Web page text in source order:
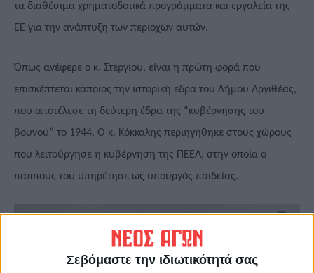
Σεβόμαστε την ιδιωτικότητά σας
τα διαθέσιμα χρηματοδοτικά προγράμματα και εργαλεία της
ΕΕ για την ανάπτυξη των περιοχών αυτών.
Όπως ανέφερε ο κ. Στεργίου, είναι η πρώτη φορά που
επισκέπτεται κάποιος την ιστορική έδρα του Δήμου Αργιθέας,
που αποτέλεσε τη δεύτερη έδρα της “κυβέρνησης του
βουνού” το 1944. Ο κ. Κόκκαλης περιηγήθηκε στους χώρους
που λειτούργησε η κυβέρνηση της ΠΕΕΑ, στην οποία ο
παππούς του υπηρέτησε ως υπουργός παιδείας.